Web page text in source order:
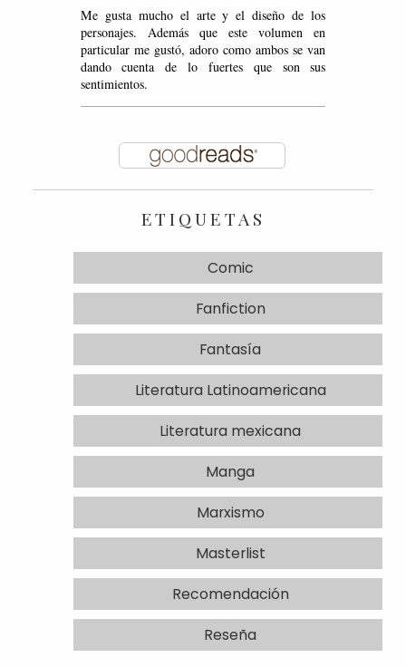
Me gusta mucho el arte y el diseño de los
personajes. Además que este volumen en
particular me gustó, adoro como ambos se van
dando cuenta de lo fuertes que son sus
sentimientos.
ETIQUETAS
Comic
Fanfiction
Fantasía
Literatura Latinoamericana
Literatura mexicana
Manga
Marxismo
Masterlist
Recomendación
Reseña